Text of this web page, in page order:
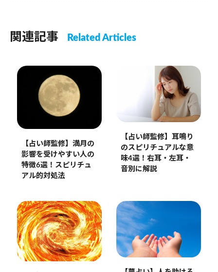
関連記事 Related Articles
【占い師監修】満月の
影響を受けやすい人の
特徴6選！スピリチュ
アル的対処法
【占い師監修】耳鳴り
のスピリチュアルな意
味4選！右耳・左耳・
音別に解説